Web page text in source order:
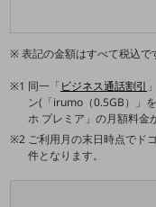
地域共創・地方創生
セキュリティ対策
遠隔監視
顧客体験（CX）改善
表記の金額はすべて税込で
同一「ビジネス通話割引
ン(「irumo（0.5GB）」
ホ プレミア」の月額料金
ご利用月の末日時点でド
件となります。